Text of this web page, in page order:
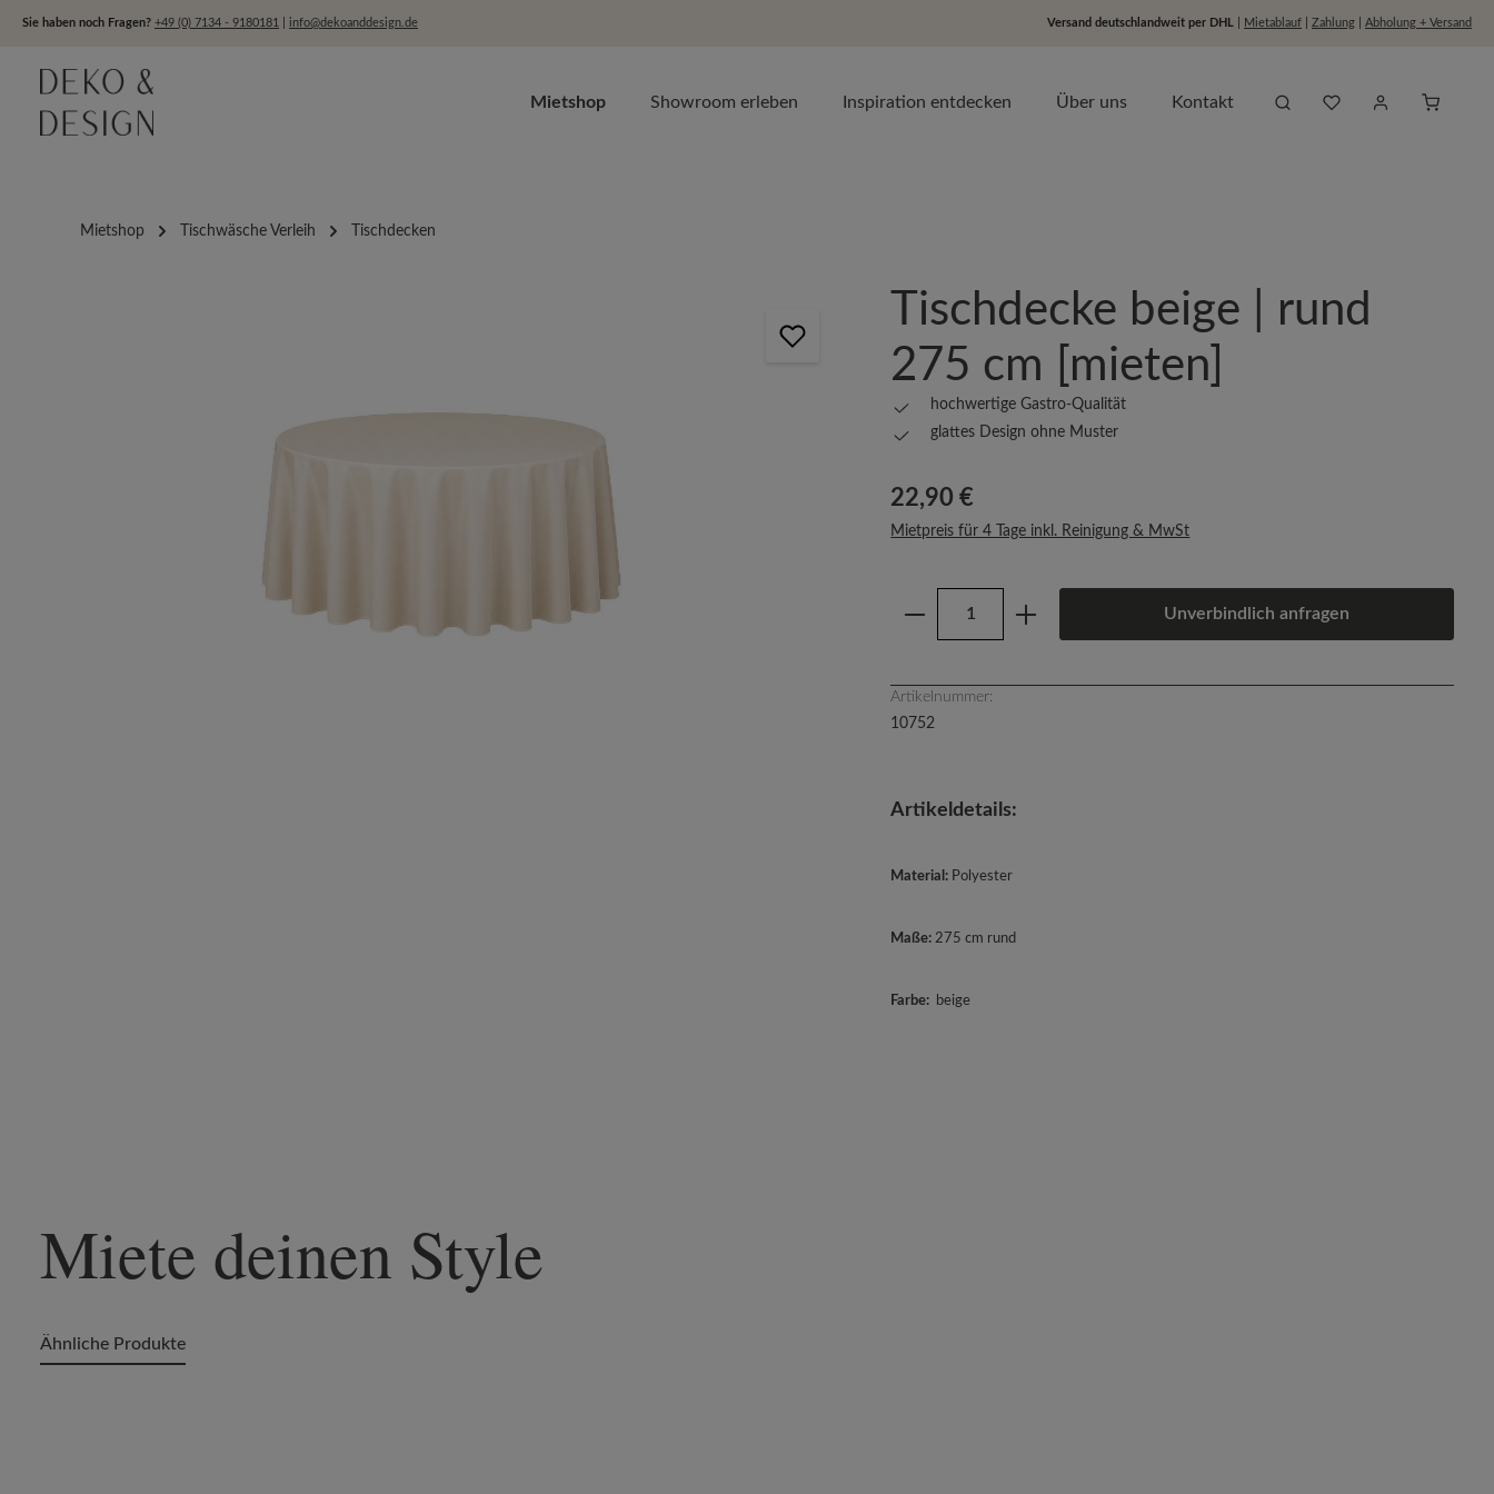
Hauptinhalt springen
Zur Hauptnavigation springen
Sie haben noch Fragen? +49 (0) 7134 - 9180181 info@dekoanddesign.de Versand deutschlandweit per DHL Mietablauf Zahlung Abholung + Versand
Mietshop Showroom erleben Inspiration entdecken Über uns Kontakt
Mietshop Tischwäsche Verleih Tischdecken
Tischdecke beige | rund
275 cm [mieten]
hochwertige Gastro-Qualität
glattes Design ohne Muster
Regulärer Preis:
22,90 €
Mietpreis für 4 Tage inkl. Reinigung & MwSt
Produkt Anzahl: Gib den gewünschten Wert ein
Unverbindlich anfragen
Artikelnummer:
10752
Artikeldetails:
Material: Polyester
Maße: 275 cm rund
Farbe: beige
Miete deinen Style
Ähnliche Produkte